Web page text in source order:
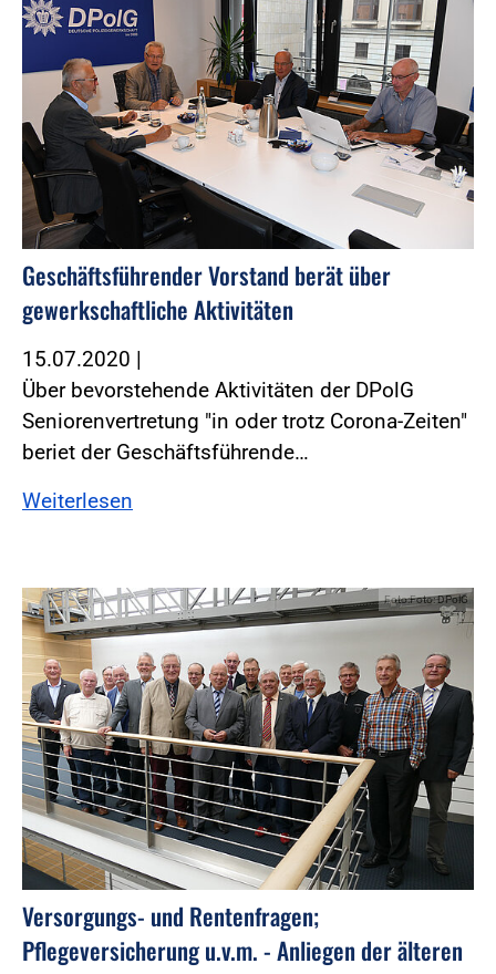
Geschäftsführender Vorstand berät über
gewerkschaftliche Aktivitäten
15.07.2020 |
Über bevorstehende Aktivitäten der DPolG
Seniorenvertretung "in oder trotz Corona-Zeiten"
beriet der Geschäftsführende…
Weiterlesen
Foto:Foto: DPolG
Versorgungs- und Rentenfragen;
Pflegeversicherung u.v.m. - Anliegen der älteren